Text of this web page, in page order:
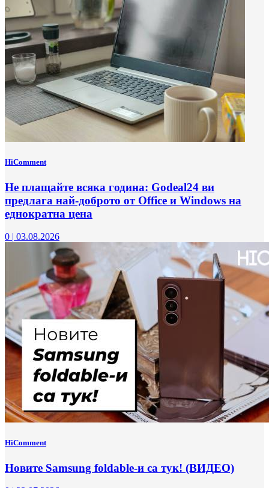
HiComment
Не плащайте всяка година: Godeal24 ви
предлага най-доброто от Office и Windows на
еднократна цена
0 | 03.08.2026
HiComment
Новите Samsung foldable-и са тук! (ВИДЕО)